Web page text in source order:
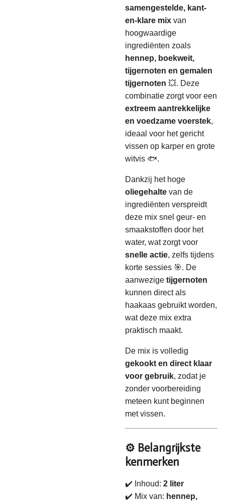
samengestelde, kant-
en-klare mix van
hoogwaardige
ingrediënten zoals
hennep, boekweit,
tijgernoten en gemalen
tijgernoten 💥. Deze
combinatie zorgt voor een
extreem aantrekkelijke
en voedzame voerstek,
ideaal voor het gericht
vissen op karper en grote
witvis 🐟.
Dankzij het hoge
oliegehalte van de
ingrediënten verspreidt
deze mix snel geur- en
smaakstoffen door het
water, wat zorgt voor
snelle actie, zelfs tijdens
korte sessies 🎯. De
aanwezige tijgernoten
kunnen direct als
haakaas gebruikt worden,
wat deze mix extra
praktisch maakt.
De mix is volledig
gekookt en direct klaar
voor gebruik, zodat je
zonder voorbereiding
meteen kunt beginnen
met vissen.
⚙️ Belangrijkste
kenmerken
✔️ Inhoud: 2 liter
✔️ Mix van: hennep,